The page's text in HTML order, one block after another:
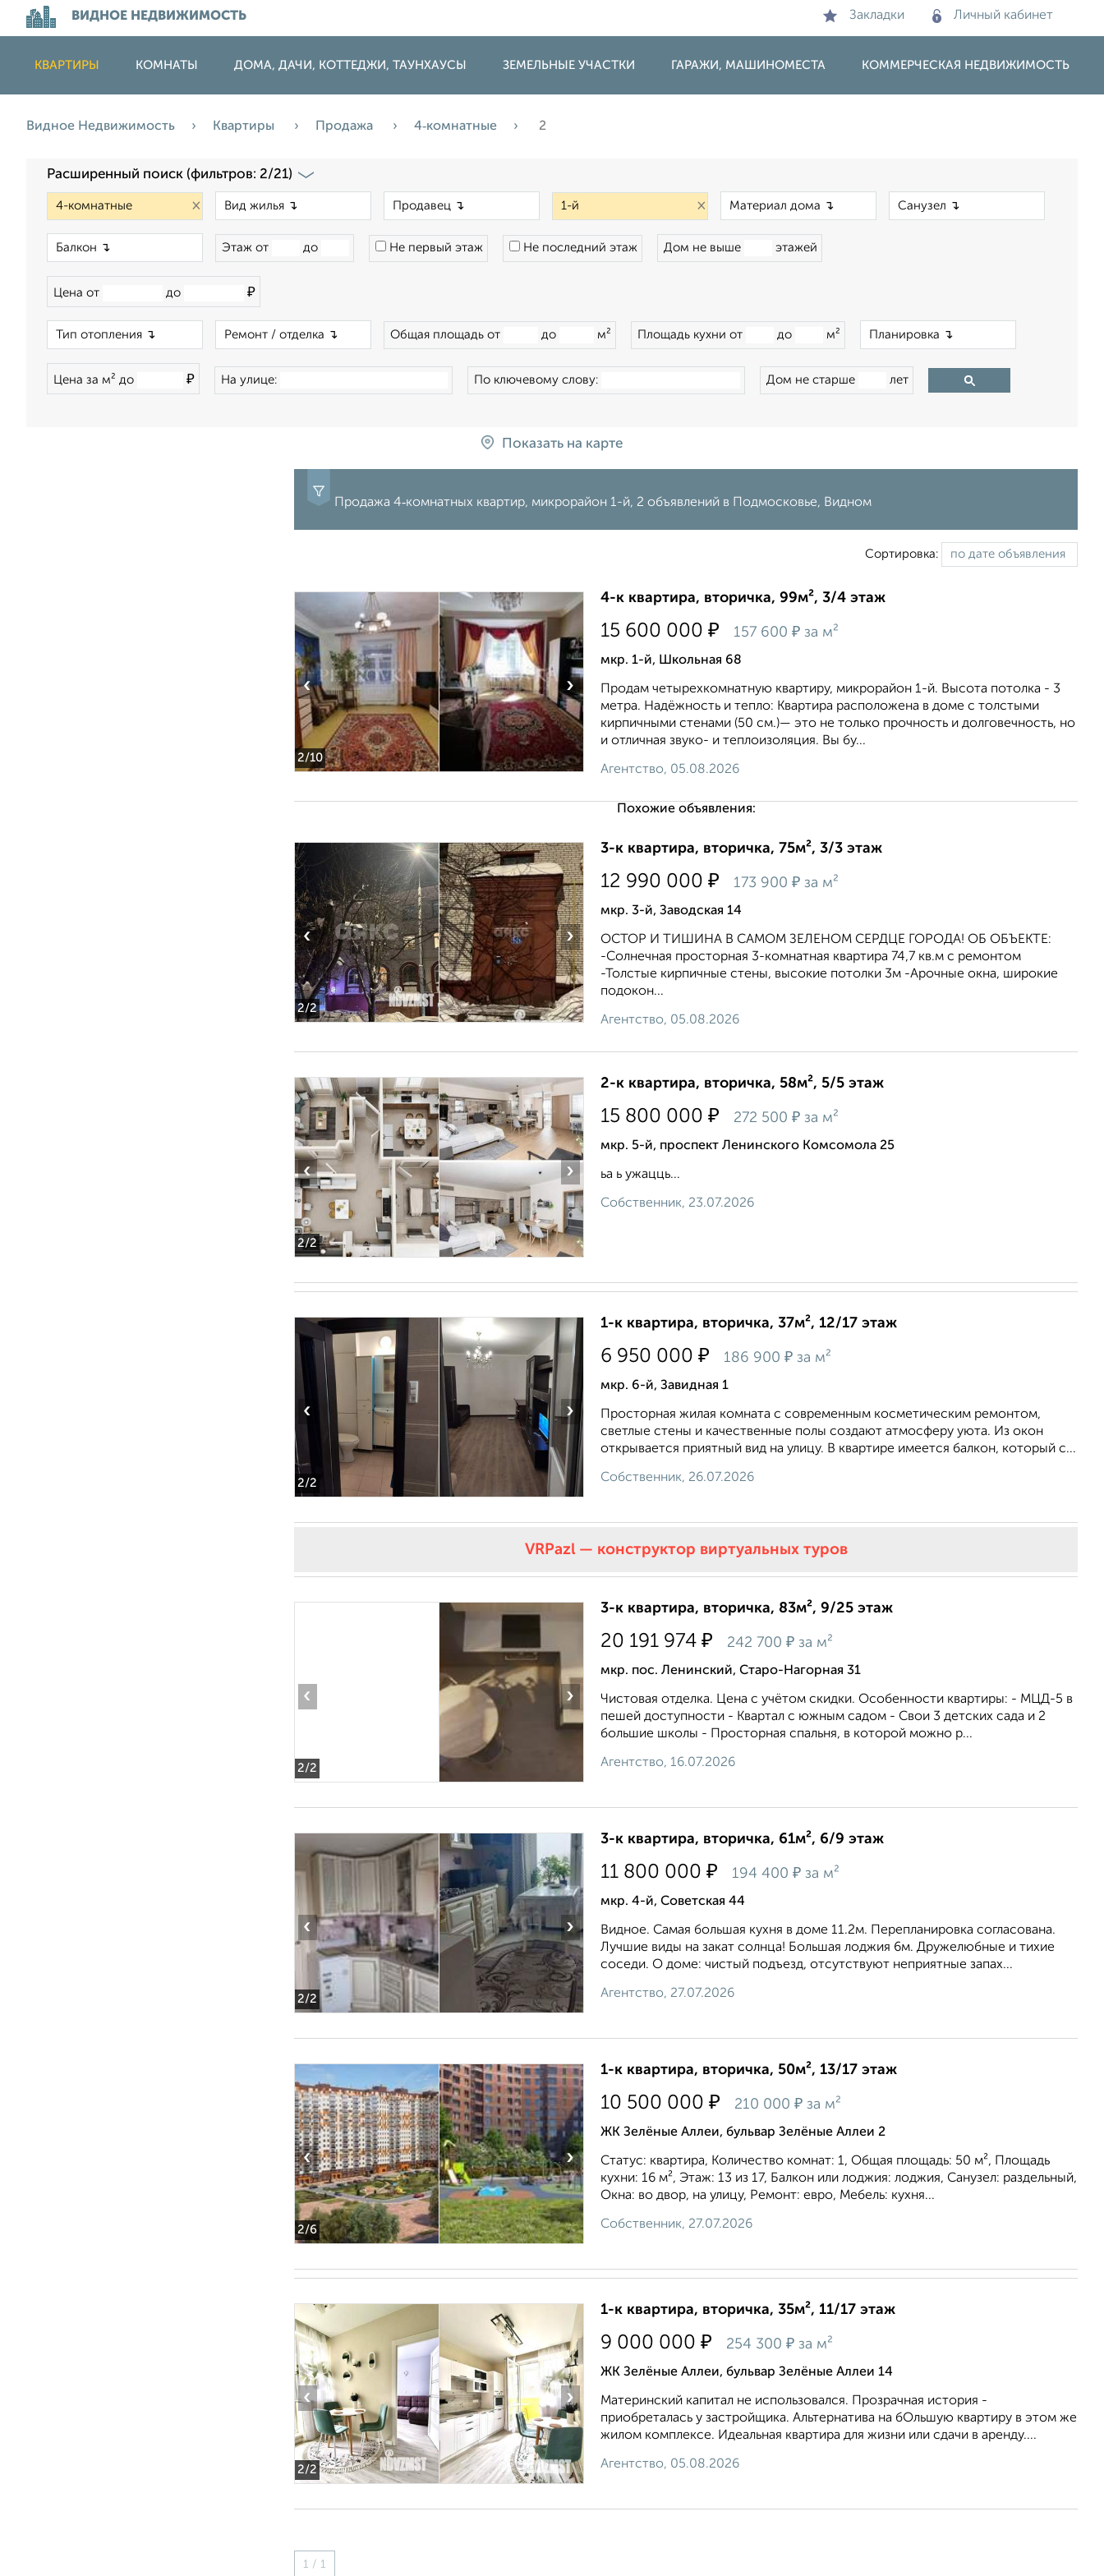
ВИДНОЕ НЕДВИЖИМОСТЬ Закладки Личный кабинет
КВАРТИРЫ КОМНАТЫ ДОМА, ДАЧИ, КОТТЕДЖИ, ТАУНХАУСЫ ЗЕМЕЛЬНЫЕ УЧАСТКИ ГАРАЖИ, МАШИНОМЕСТА КОММЕРЧЕСКАЯ НЕДВИЖИМОСТЬ
Видное Недвижимость Квартиры Продажа 4‑комнатные 2
Расширенный поиск (фильтров: 2/21)
× ×
Этаж от до Не первый этаж Не последний этаж Дом не выше этажей
Цена от до ₽
Общая площадь от до м² Площадь кухни от до м²
Цена за м² до ₽ На улице: По ключевому слову: Дом не старше лет
Показать на карте
Продажа 4‑комнатных квартир, микрорайон 1-й, 2 объявлений в Подмосковье, Видном
Сортировка:
2/10
‹ ›
4-к квартира, вторичка, 99м², 3/4 этаж
15 600 000 ₽ 157 600 ₽ за м²
мкр. 1-й, Школьная 68
Продам четырехкомнатную квартиру, микрорайон 1-й. Высота потолка - 3
метра. Надёжность и тепло: Квартира расположена в доме с толстыми
кирпичными стенами (50 см.)— это не только прочность и долговечность, но
и отличная звуко- и теплоизоляция. Вы бу...
Агентство, 05.08.2026
Похожие объявления:
2/2
‹ ›
3-к квартира, вторичка, 75м², 3/3 этаж
12 990 000 ₽ 173 900 ₽ за м²
мкр. 3-й, Заводская 14
ОСТОР И ТИШИНА В САМОМ ЗЕЛЕНОМ СЕРДЦЕ ГОРОДА! ОБ ОБЪЕКТЕ:
-Солнечная просторная 3-комнатная квартира 74,7 кв.м с ремонтом
-Толстые кирпичные стены, высокие потолки 3м -Арочные окна, широкие
подокон...
Агентство, 05.08.2026
2/2
‹ ›
2-к квартира, вторичка, 58м², 5/5 этаж
15 800 000 ₽ 272 500 ₽ за м²
мкр. 5-й, проспект Ленинского Комсомола 25
ьа ь ужацць...
Собственник, 23.07.2026
2/2
‹ ›
1-к квартира, вторичка, 37м², 12/17 этаж
6 950 000 ₽ 186 900 ₽ за м²
мкр. 6-й, Завидная 1
Просторная жилая комната с современным косметическим ремонтом,
светлые стены и качественные полы создают атмосферу уюта. Из окон
открывается приятный вид на улицу. В квартире имеется балкон, который с...
Собственник, 26.07.2026
VRPazl — конструктор виртуальных туров
2/2
‹ ›
3-к квартира, вторичка, 83м², 9/25 этаж
20 191 974 ₽ 242 700 ₽ за м²
мкр. пос. Ленинский, Старо-Нагорная 31
Чистовая отделка. Цена с учётом скидки. Особенности квартиры: - МЦД-5 в
пешей доступности - Квартал с южным садом - Свои 3 детских сада и 2
большие школы - Просторная спальня, в которой можно р...
Агентство, 16.07.2026
2/2
‹ ›
3-к квартира, вторичка, 61м², 6/9 этаж
11 800 000 ₽ 194 400 ₽ за м²
мкр. 4-й, Советская 44
Видное. Самая большая кухня в доме 11.2м. Перепланировка согласована.
Лучшие виды на закат солнца! Большая лоджия 6м. Дружелюбные и тихие
соседи. О доме: чистый подъезд, отсутствуют неприятные запах...
Агентство, 27.07.2026
2/6
‹ ›
1-к квартира, вторичка, 50м², 13/17 этаж
10 500 000 ₽ 210 000 ₽ за м²
ЖК Зелёные Аллеи, бульвар Зелёные Аллеи 2
Статус: квартира, Количество комнат: 1, Общая площадь: 50 м², Площадь
кухни: 16 м², Этаж: 13 из 17, Балкон или лоджия: лоджия, Санузел: раздельный,
Окна: во двор, на улицу, Ремонт: евро, Мебель: кухня...
Собственник, 27.07.2026
2/2
‹ ›
1-к квартира, вторичка, 35м², 11/17 этаж
9 000 000 ₽ 254 300 ₽ за м²
ЖК Зелёные Аллеи, бульвар Зелёные Аллеи 14
Материнский капитал не использовался. Прозрачная история -
приобреталась у застройщика. Альтернатива на бОльшую квартиру в этом же
жилом комплексе. Идеальная квартира для жизни или сдачи в аренду....
Агентство, 05.08.2026
1 / 1